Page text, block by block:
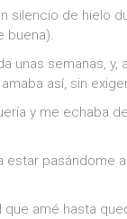
silencio de hielo
buena).
unas semanas,
así, sin
y me echaba
pasándome
amé hasta